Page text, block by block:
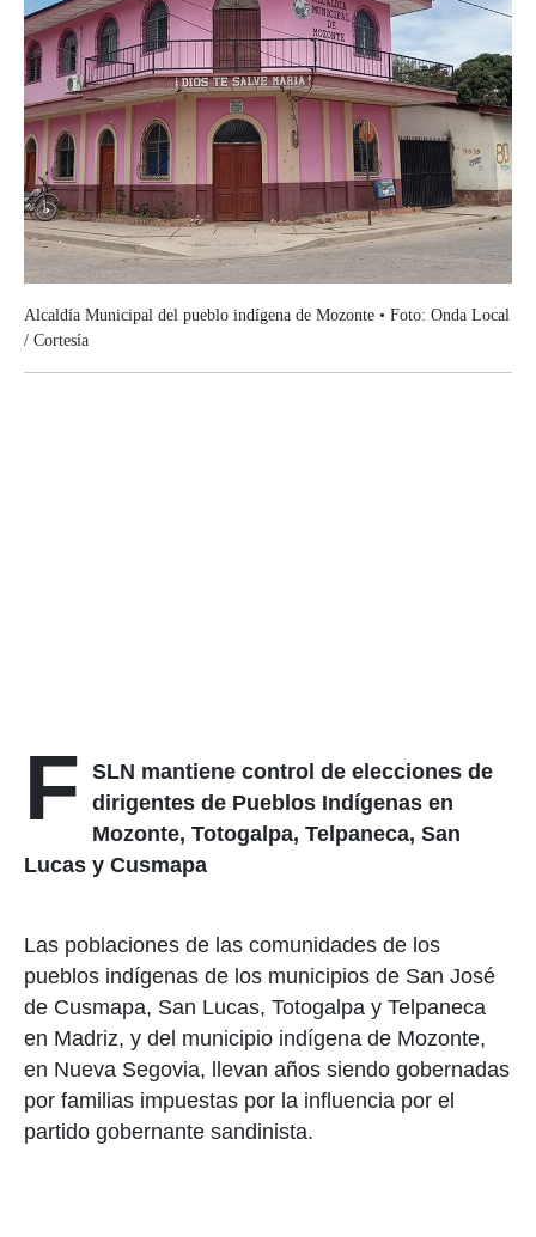
Alcaldía Municipal del pueblo indígena de Mozonte • Foto: Onda Local
/ Cortesía
F SLN mantiene control de elecciones de
dirigentes de Pueblos Indígenas en
Mozonte, Totogalpa, Telpaneca, San
Lucas y Cusmapa
Las poblaciones de las comunidades de los
pueblos indígenas de los municipios de San José
de Cusmapa, San Lucas, Totogalpa y Telpaneca
en Madriz, y del municipio indígena de Mozonte,
en Nueva Segovia, llevan años siendo gobernadas
por familias impuestas por la influencia por el
partido gobernante sandinista.